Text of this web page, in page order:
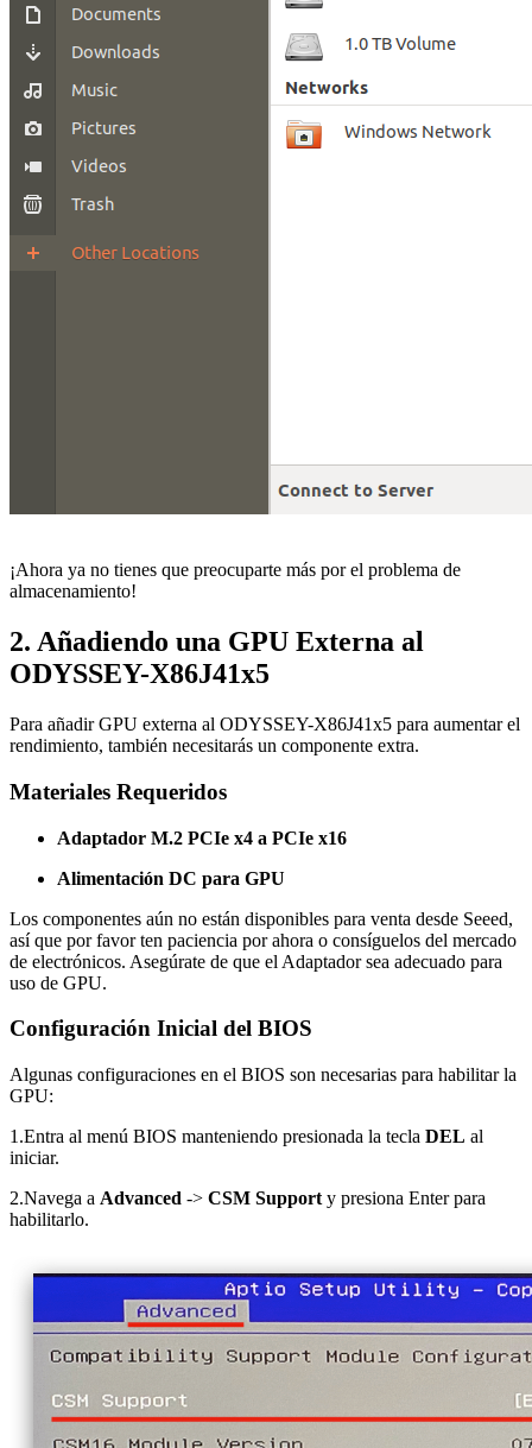
¡Ahora ya no tienes que preocuparte más por el problema de
almacenamiento!
2. Añadiendo una GPU Externa al
ODYSSEY-X86J41x5
Para añadir GPU externa al ODYSSEY-X86J41x5 para aumentar el
rendimiento, también necesitarás un componente extra.
Materiales Requeridos
Adaptador M.2 PCIe x4 a PCIe x16
Alimentación DC para GPU
Los componentes aún no están disponibles para venta desde Seeed,
así que por favor ten paciencia por ahora o consíguelos del mercado
de electrónicos. Asegúrate de que el Adaptador sea adecuado para
uso de GPU.
Configuración Inicial del BIOS
Algunas configuraciones en el BIOS son necesarias para habilitar la
GPU:
1.Entra al menú BIOS manteniendo presionada la tecla DEL al
iniciar.
2.Navega a Advanced -> CSM Support y presiona Enter para
habilitarlo.